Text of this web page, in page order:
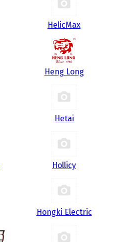
HelicMax
Heng Long
Hetai
Hollicy
Hongki Electric